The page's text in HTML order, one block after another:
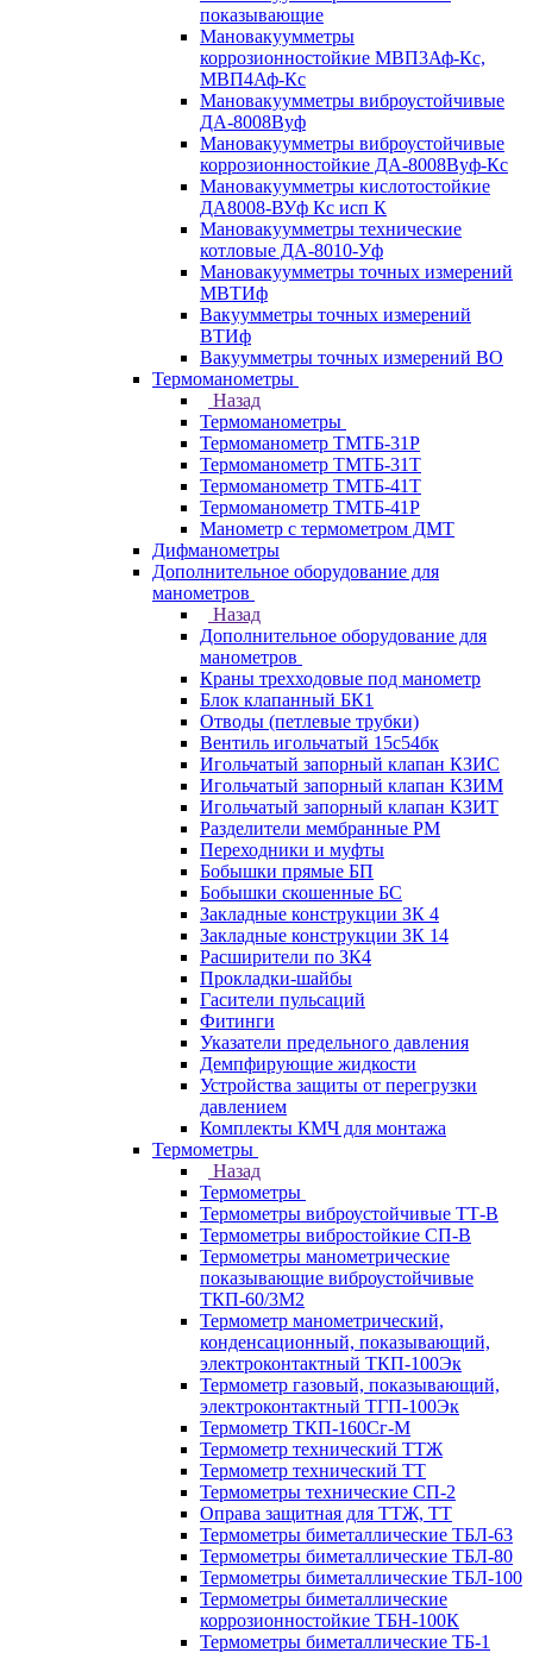
показывающие
Мановакуумметры
коррозионностойкие МВП3Аф-Кс,
МВП4Аф-Кс
Мановакуумметры виброустойчивые
ДА-8008Вуф
Мановакуумметры виброустойчивые
коррозионностойкие ДА-8008Вуф-Кс
Мановакуумметры кислотостойкие
ДА8008-ВУф Кс исп К
Мановакуумметры технические
котловые ДА-8010-Уф
Мановакуумметры точных измерений
МВТИф
Вакуумметры точных измерений
ВТИф
Вакуумметры точных измерений ВО
Термоманометры
Назад
Термоманометры
Термоманометр ТМТБ-31Р
Термоманометр ТМТБ-31Т
Термоманометр ТМТБ-41Т
Термоманометр ТМТБ-41Р
Манометр с термометром ДМТ
Дифманометры
Дополнительное оборудование для
манометров
Назад
Дополнительное оборудование для
манометров
Краны трехходовые под манометр
Блок клапанный БК1
Отводы (петлевые трубки)
Вентиль игольчатый 15с54бк
Игольчатый запорный клапан КЗИС
Игольчатый запорный клапан КЗИМ
Игольчатый запорный клапан КЗИТ
Разделители мембранные РМ
Переходники и муфты
Бобышки прямые БП
Бобышки скошенные БС
Закладные конструкции ЗК 4
Закладные конструкции ЗК 14
Расширители по ЗК4
Прокладки-шайбы
Гасители пульсаций
Фитинги
Указатели предельного давления
Демпфирующие жидкости
Устройства защиты от перегрузки
давлением
Комплекты КМЧ для монтажа
Термометры
Назад
Термометры
Термометры виброустойчивые ТТ-В
Термометры вибростойкие СП-В
Термометры манометрические
показывающие виброустойчивые
ТКП-60/3М2
Термометр манометрический,
конденсационный, показывающий,
электроконтактный ТКП-100Эк
Термометр газовый, показывающий,
электроконтактный ТГП-100Эк
Термометр ТКП-160Сг-М
Термометр технический ТТЖ
Термометр технический ТТ
Термометры технические СП-2
Оправа защитная для ТТЖ, ТТ
Термометры биметаллические ТБЛ-63
Термометры биметаллические ТБЛ-80
Термометры биметаллические ТБЛ-100
Термометры биметаллические
коррозионностойкие ТБН-100К
Термометры биметаллические ТБ-1